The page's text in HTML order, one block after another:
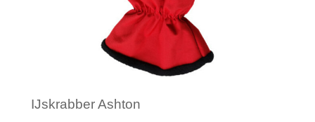
IJskrabber Ashton